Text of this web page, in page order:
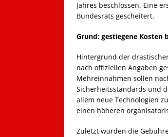
Jahres beschlossen. Eine
Bundesrats gescheitert.
Grund: gestiegene Kosten
Hintergrund der
nach offiziellen Angaben
Mehreinnahmen sollen
Sicherheitsstandards und
allem neue Technologien
einen höheren
Zuletzt wurden die